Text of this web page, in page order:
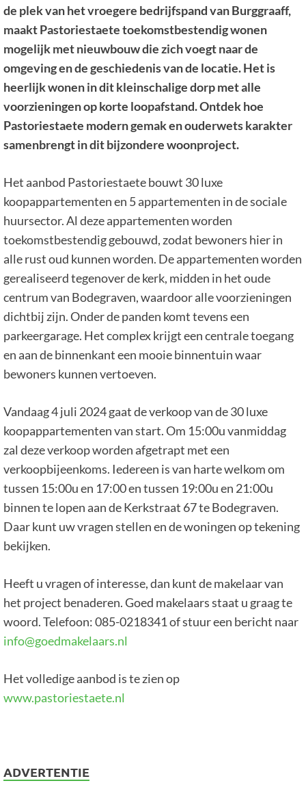
de plek van het vroegere bedrijfspand van Burggraaff,
maakt Pastoriestaete toekomstbestendig wonen
mogelijk met nieuwbouw die zich voegt naar de
omgeving en de geschiedenis van de locatie. Het is
heerlijk wonen in dit kleinschalige dorp met alle
voorzieningen op korte loopafstand. Ontdek hoe
Pastoriestaete modern gemak en ouderwets karakter
samenbrengt in dit bijzondere woonproject.
Het aanbod Pastoriestaete bouwt 30 luxe
koopappartementen en 5 appartementen in de sociale
huursector. Al deze appartementen worden
toekomstbestendig gebouwd, zodat bewoners hier in
alle rust oud kunnen worden. De appartementen worden
gerealiseerd tegenover de kerk, midden in het oude
centrum van Bodegraven, waardoor alle voorzieningen
dichtbij zijn. Onder de panden komt tevens een
parkeergarage. Het complex krijgt een centrale toegang
en aan de binnenkant een mooie binnentuin waar
bewoners kunnen vertoeven.
Vandaag 4 juli 2024 gaat de verkoop van de 30 luxe
koopappartementen van start. Om 15:00u vanmiddag
zal deze verkoop worden afgetrapt met een
verkoopbijeenkoms. Iedereen is van harte welkom om
tussen 15:00u en 17:00 en tussen 19:00u en 21:00u
binnen te lopen aan de Kerkstraat 67 te Bodegraven.
Daar kunt uw vragen stellen en de woningen op tekening
bekijken.
Heeft u vragen of interesse, dan kunt de makelaar van
het project benaderen. Goed makelaars staat u graag te
woord. Telefoon: 085-0218341 of stuur een bericht naar
info@goedmakelaars.nl
Het volledige aanbod is te zien op
www.pastoriestaete.nl
ADVERTENTIE